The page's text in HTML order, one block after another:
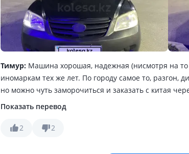
Тимур: Машина хорошая, надежная (нисмотря на
иномаркам тех же лет. По городу самое то, разгон,
но можно чуть заморочиться и заказать с китая
будет отличным выбором, экономичная во всем и
хороший аккум или зарядить перед зимой. Берите
Показать перевод
2 2